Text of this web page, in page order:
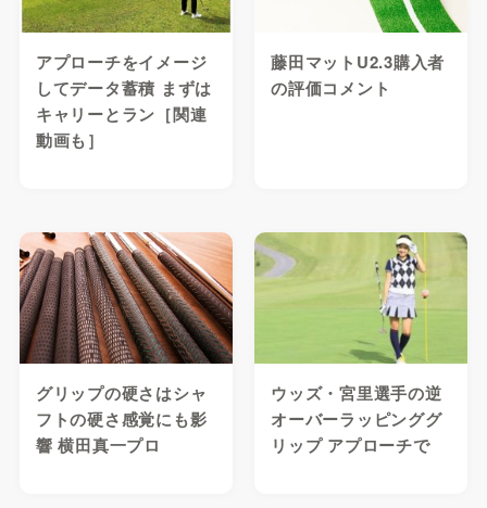
アプローチをイメージ
してデータ蓄積 まずは
キャリーとラン［関連
動画も］
藤田マットU2.3購入者
の評価コメント
グリップの硬さはシャ
フトの硬さ感覚にも影
響 横田真一プロ
ウッズ・宮里選手の逆
オーバーラッピンググ
リップ アプローチで